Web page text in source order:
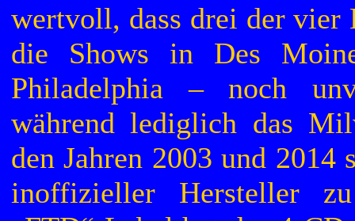
wertvoll, dass drei der vier
die Shows in Des
Philadelphia – noch
während lediglich das
den Jahren 2003 und 2014
inoffizieller Hersteller